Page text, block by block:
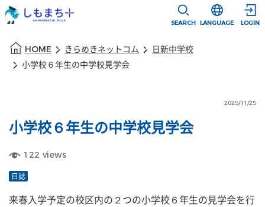
SEARCH
選択すると言
LANGUAGE LOGIN
HOME きらめきネットコム
日新中学校
小学校６年生の中学校見学会
2025/11/25
小学校６年生の中学校見学会
122 views
日誌
来春入学予定の校区内の２つの小学校６年生の見学会を行